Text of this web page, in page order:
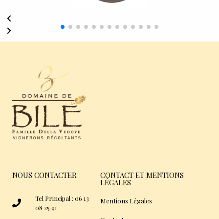
NOUS CONTACTER
Tel Principal : 06 13
08 25 91
CONTACT ET MENTIONS
LÉGALES
Mentions Légales